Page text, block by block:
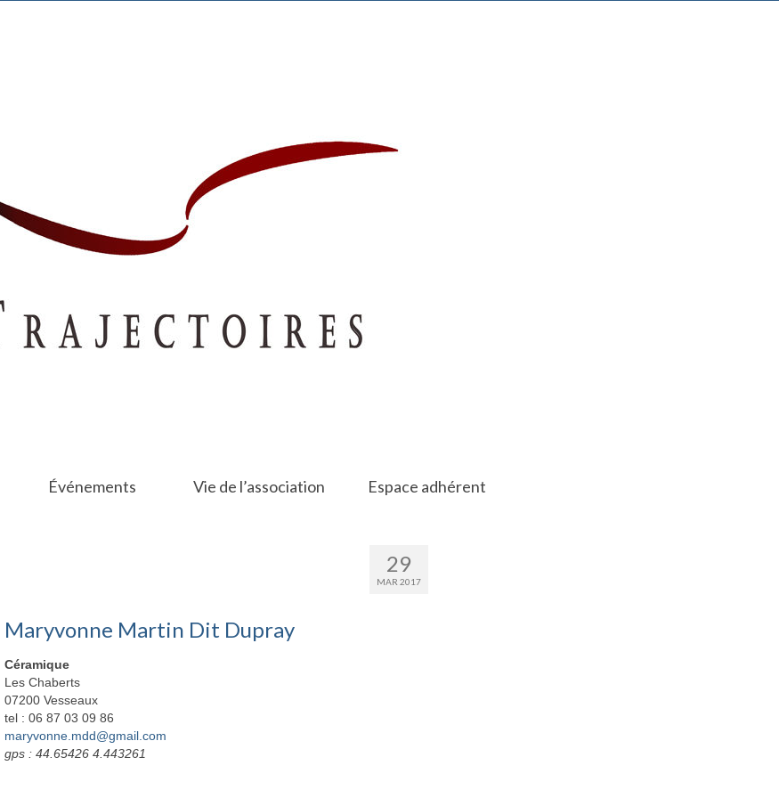
Événements Vie de l’association Espace adhérent
29
MAR 2017
Maryvonne Martin Dit Dupray
Céramique
Les Chaberts
07200 Vesseaux
tel : 06 87 03 09 86
maryvonne.mdd@gmail.com
gps : 44.65426 4.443261